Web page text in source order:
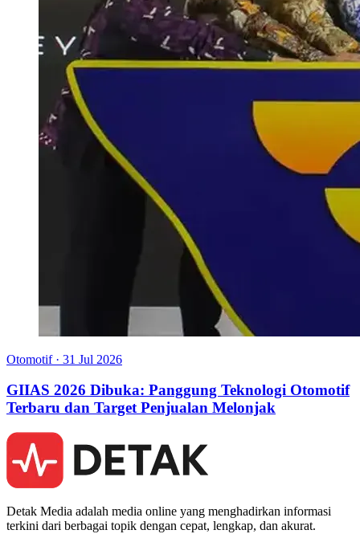
Otomotif · 31 Jul 2026
GIIAS 2026 Dibuka: Panggung Teknologi Otomotif
Terbaru dan Target Penjualan Melonjak
Detak Media adalah media online yang menghadirkan informasi
terkini dari berbagai topik dengan cepat, lengkap, dan akurat.